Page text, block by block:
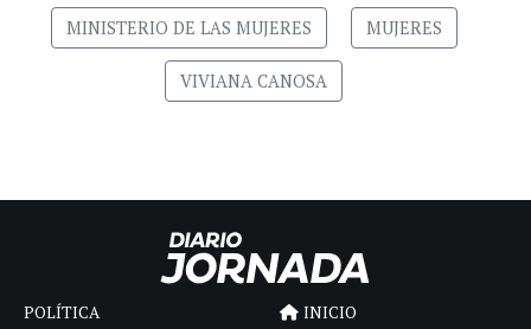
MINISTERIO DE LAS MUJERES MUJERES
VIVIANA CANOSA
POLÍTICA
INICIO